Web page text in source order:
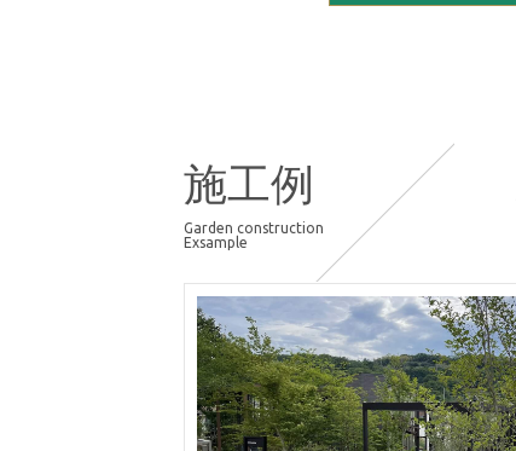
施工例
Garden construction
Exsample